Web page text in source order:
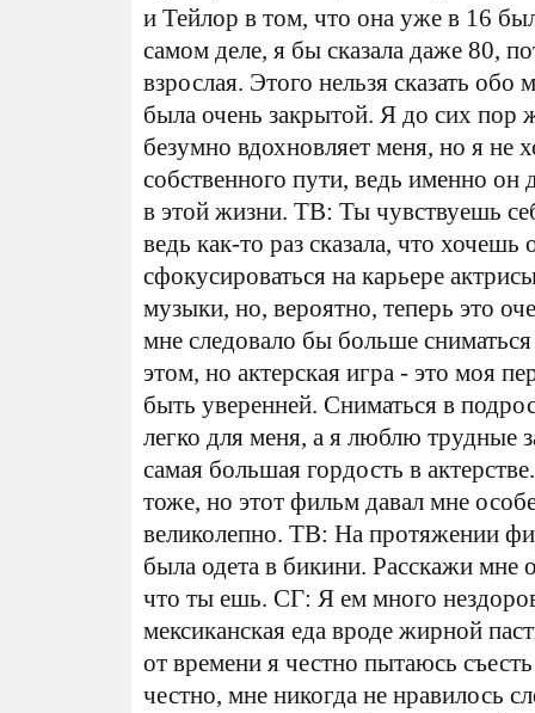
и Тейлор в том, что она уже в 16
самом деле, я бы сказала даже 80,
взрослая. Этого нельзя сказать
была очень закрытой. Я до сих пор
безумно вдохновляет меня, но я не
собственного пути, ведь именно он
в этой жизни. ТВ: Ты чувствуешь
ведь как-то раз сказала, что
сфокусироваться на карьере
музыки, но, вероятно, теперь это
мне следовало бы больше
этом, но актерская игра - это моя
быть уверенней. Сниматься в
легко для меня, а я люблю трудные
самая большая гордость в
тоже, но этот фильм давал мне
великолепно. ТВ: На протяжении
была одета в бикини. Расскажи мне
что ты ешь. СГ: Я ем много
мексиканская еда вроде жирной
от времени я честно пытаюсь
честно, мне никогда не нравилось